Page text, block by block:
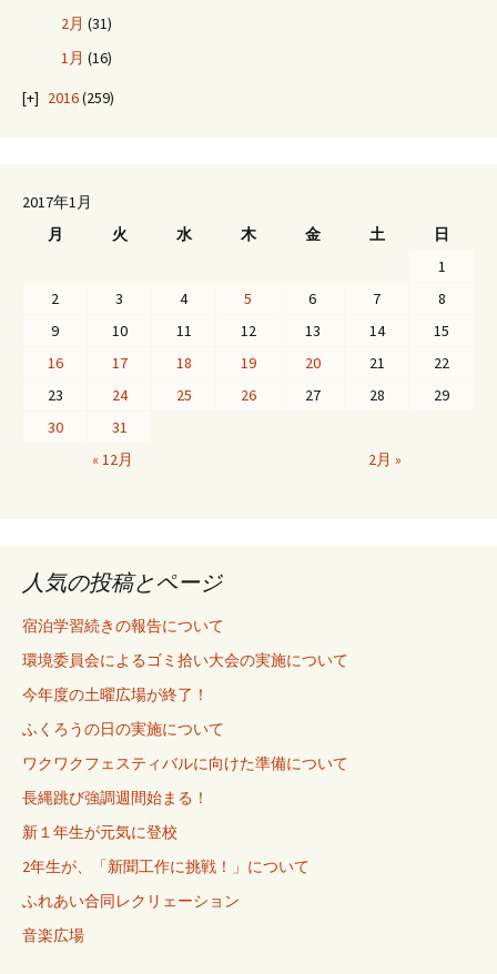
2月 (31)
1月 (16)
2016(259)
2017年1月
月
火 水 木 金 土
日
1
2
3 4 5 6 7
8
9
10 11 12 13 14
15
16
17 18 19 20 21
22
23
24 25 26 27 28
29
30
31
« 12月
2月 »
人気の投稿とページ
宿泊学習続きの報告について
環境委員会によるゴミ拾い大会の実施について
今年度の土曜広場が終了！
ふくろうの日の実施について
ワクワクフェスティバルに向けた準備について
長縄跳び強調週間始まる！
新１年生が元気に登校
2年生が、「新聞工作に挑戦！」について
ふれあい合同レクリェーション
音楽広場